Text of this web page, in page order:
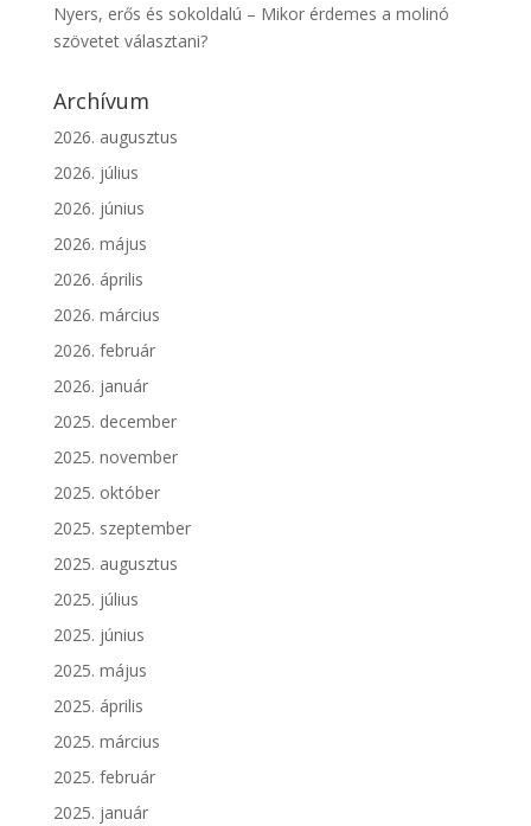
Nyers, erős és sokoldalú – Mikor érdemes a molinó
szövetet választani?
Archívum
2026. augusztus
2026. július
2026. június
2026. május
2026. április
2026. március
2026. február
2026. január
2025. december
2025. november
2025. október
2025. szeptember
2025. augusztus
2025. július
2025. június
2025. május
2025. április
2025. március
2025. február
2025. január